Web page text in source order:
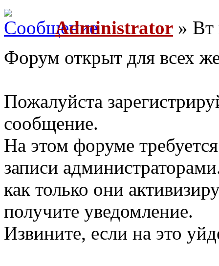
Administrator » Вт
Форум открыт для всех
Пожалуйста
сообщение.
На этом форуме
записи
как только они
получите уведомление.
Извините, если на это